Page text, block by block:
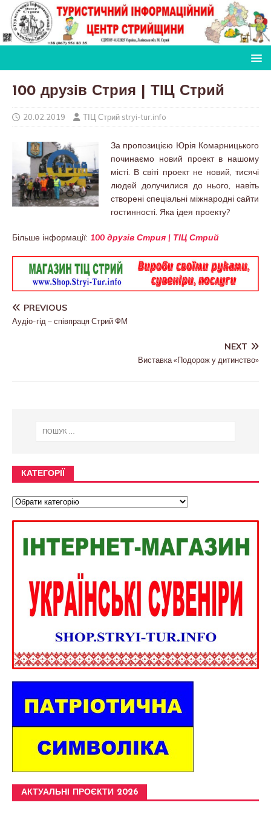
100 друзів Стрия | ТІЦ Стрий
20.02.2019 ТІЦ Стрий stryi-tur.info
За пропозицією Юрія Комарницького
починаємо новий проект в нашому
місті. В світі проект не новий, тисячі
людей долучилися до нього, навіть
створені спеціальні міжнародні сайти
гостинності. Яка ідея проекту?
Більше інформації: 100 друзів Стрия | ТІЦ Стрий
PREVIOUS
Аудіо-гід – співпраця Стрий ФМ
NEXT
Виставка «Подорож у дитинство»
КАТЕГОРІЇ
АКТУАЛЬНІ ПРОЄКТИ 2026